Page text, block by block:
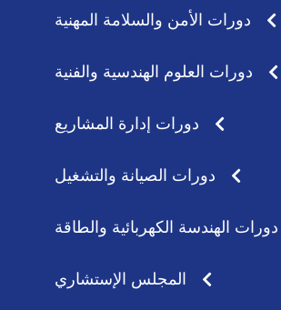
دورات الأمن والسلامة المهنية
دورات العلوم الهندسية والفنية
دورات إدارة المشاريع
دورات الصيانة والتشغيل
دورات الهندسة الكهربائية والطاقة
المجلس الإستشاري